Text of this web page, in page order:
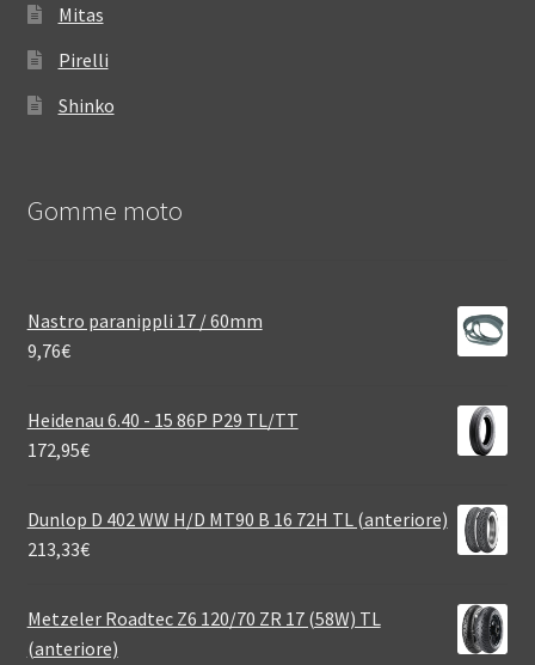
Mitas
Pirelli
Shinko
Gomme moto
Nastro paranippli 17 / 60mm
9,76€
Heidenau 6.40 - 15 86P P29 TL/TT
172,95€
Dunlop D 402 WW H/D MT90 B 16 72H TL (anteriore)
213,33€
Metzeler Roadtec Z6 120/70 ZR 17 (58W) TL
(anteriore)